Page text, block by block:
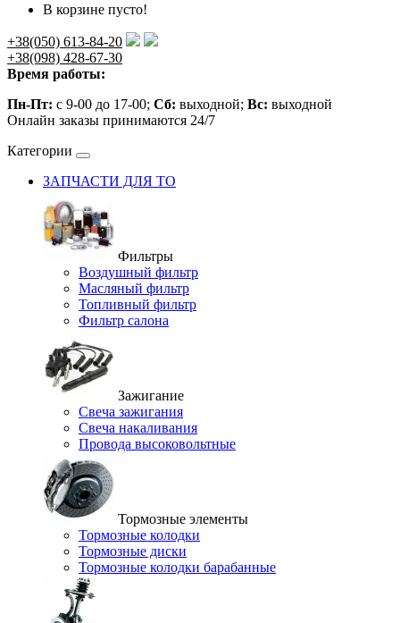
В корзине пусто!
+38(050) 613-84-20
+38(098) 428-67-30
Время работы:
Пн-Пт: с 9-00 до 17-00; Сб: выходной; Вс: выходной
Онлайн заказы принимаются 24/7
Категории
ЗАПЧАСТИ ДЛЯ ТО
Фильтры
Воздушный фильтр
Масляный фильтр
Топливный фильтр
Фильтр салона
Зажигание
Свеча зажигания
Свеча накаливания
Провода высоковольтные
Тормозные элементы
Тормозные колодки
Тормозные диски
Тормозные колодки барабанные